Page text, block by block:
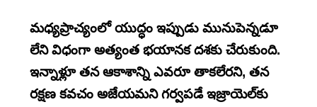
మధ్యప్రాచ్యంలో యుద్ధం ఇప్పుడు మునుపెన్నడూ
లేని విధంగా అత్యంత భయానక దశకు చేరుకుంది.
ఇన్నాళ్లూ తన ఆకాశాన్ని ఎవరూ తాకలేరని, తన
రక్షణ కవచం అజేయమని గర్వపడే ఇజ్రాయెల్‌కు